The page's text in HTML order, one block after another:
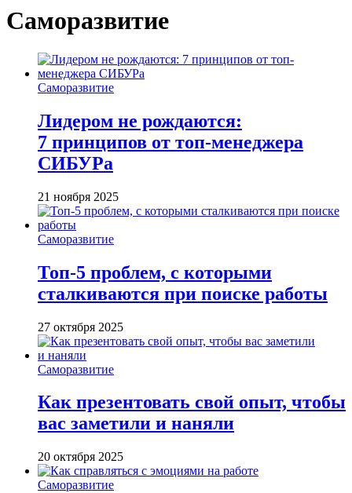
Саморазвитие
Саморазвитие
Лидером не рождаются:
7 принципов от топ-менеджера
СИБУРа
21 ноября 2025
Саморазвитие
Топ-5 проблем, с которыми
сталкиваются при поиске работы
27 октября 2025
Саморазвитие
Как презентовать свой опыт, чтобы
вас заметили и наняли
20 октября 2025
Саморазвитие